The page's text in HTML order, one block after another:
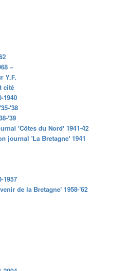
–
Y.F.
cité
1940
'38
'39
'Côtes du Nord' 1941-42
journal 'La Bretagne' 1941
1957
de la Bretagne' 1958-'62